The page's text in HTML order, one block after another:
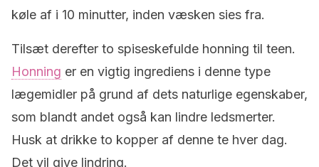
køle af i 10 minutter, inden væsken sies fra.
Tilsæt derefter to spiseskefulde honning til teen.
Honning er en vigtig ingrediens i denne type
lægemidler på grund af dets naturlige egenskaber,
som blandt andet også kan lindre ledsmerter.
Husk at drikke to kopper af denne te hver dag.
Det vil give lindring.